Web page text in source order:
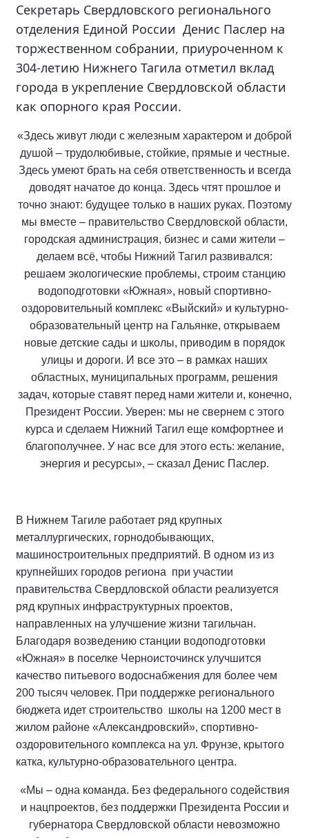
Секретарь Свердловского регионального
отделения Единой России Денис Паслер на
торжественном собрании, приуроченном к
304-летию Нижнего Тагила отметил вклад
города в укрепление Свердловской области
как опорного края России.
«Здесь живут люди с железным характером и доброй
душой – трудолюбивые, стойкие, прямые и честные.
Здесь умеют брать на себя ответственность и всегда
доводят начатое до конца. Здесь чтят прошлое и
точно знают: будущее только в наших руках. Поэтому
мы вместе – правительство Свердловской области,
городская администрация, бизнес и сами жители –
делаем всё, чтобы Нижний Тагил развивался:
решаем экологические проблемы, строим станцию
водоподготовки «Южная», новый спортивно-
оздоровительный комплекс «Выйский» и культурно-
образовательный центр на Гальянке, открываем
новые детские сады и школы, приводим в порядок
улицы и дороги. И все это – в рамках наших
областных, муниципальных программ, решения
задач, которые ставят перед нами жители и, конечно,
Президент России. Уверен: мы не свернем с этого
курса и сделаем Нижний Тагил еще комфортнее и
благополучнее. У нас все для этого есть: желание,
энергия и ресурсы», – сказал Денис Паслер.
В Нижнем Тагиле работает ряд крупных
металлургических, горнодобывающих,
машиностроительных предприятий. В одном из из
крупнейших городов региона при участии
правительства Свердловской области реализуется
ряд крупных инфраструктурных проектов,
направленных на улучшение жизни тагильчан.
Благодаря возведению станции водоподготовки
«Южная» в поселке Черноисточинск улучшится
качество питьевого водоснабжения для более чем
200 тысяч человек. При поддержке регионального
бюджета идет строительство школы на 1200 мест в
жилом районе «Александровский», спортивно-
оздоровительного комплекса на ул. Фрунзе, крытого
катка, культурно-образовательного центра.
«Мы – одна команда. Без федерального содействия
и нацпроектов, без поддержки Президента России и
губернатора Свердловской области невозможно